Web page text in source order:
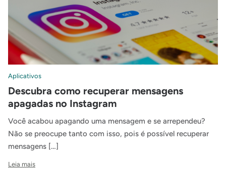
Aplicativos
Descubra como recuperar mensagens
apagadas no Instagram
Você acabou apagando uma mensagem e se arrependeu?
Não se preocupe tanto com isso, pois é possível recuperar
mensagens […]
Leia mais